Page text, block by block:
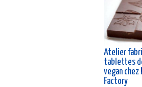
Atelier
tablettes
vegan chez
Factory